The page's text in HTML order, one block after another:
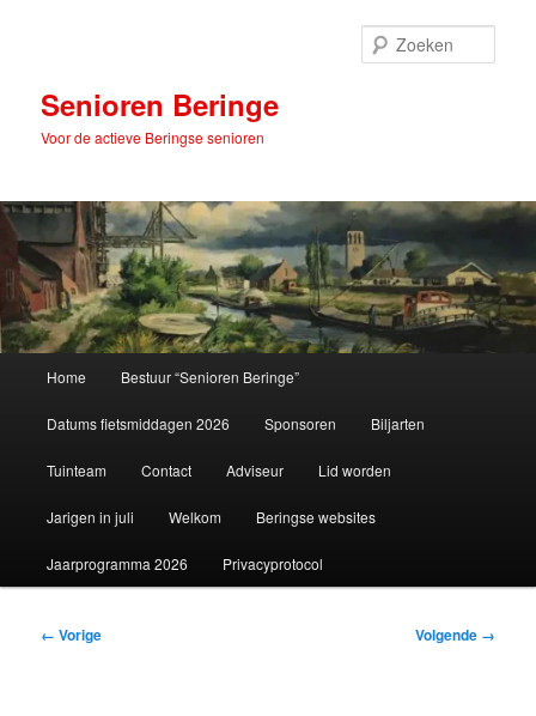
inhoudSenioren Beringe
Voor de actieve Beringse senioren
Home Bestuur “Senioren Beringe”
Datums fietsmiddagen 2026 Sponsoren Biljarten
Tuinteam Contact Adviseur Lid worden
Jarigen in juli Welkom Beringse websites
Jaarprogramma 2026 Privacyprotocol
Afbeeldingsnavigatie
← Vorige Volgende →